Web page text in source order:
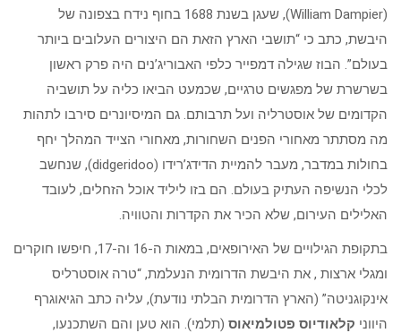
(William Dampier), שעגן בשנת 1688 בחוף נידח בצפונה של
היבשת, כתב כי “תושבי הארץ הזאת הם היצורים העלובים ביותר
בעולם”. הבוז שגילה דמפייר כלפי האבוריג’נים היה פרק ראשון
בשרשרת של מפגשים טרגיים, שכמעט הביאו כליה על תושביה
הקדומים של אוסטרליה ועל תרבותם. גם המיסיונרים סירבו לתהות
מה מסתתר מאחורי הפנים השחורות, מאחורי הצייד המהלך יחף
בחולות במדבר, מעבר להמיית הדידג’רידו (didgeridoo), שנחשב
לכלי הנשיפה העתיק בעולם. הם בזו ליליד אוכל הזחלים, לעובד
האלילים העירום, שלא הכיר את הקדרות והטוויה.
בתקופת הגילויים של האירופאים, במאות ה-16 וה-17, חיפשו חוקרים
ומגלי ארצות , את היבשת הדרומית הנעלמת, “טרה אוסטרליס
אינקוגניטה” (הארץ הדרומית הבלתי נודעת), עליה כתב הגיאוגרף
היווני קלאודיוס פטולמיאוס (תלמי). הוא טען והם השתכנעו,